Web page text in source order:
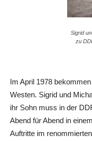
Sigrid
zu
Im April 1978
Westen. Sigrid und
ihr Sohn muss in der
Abend für Abend in
Auftritte im